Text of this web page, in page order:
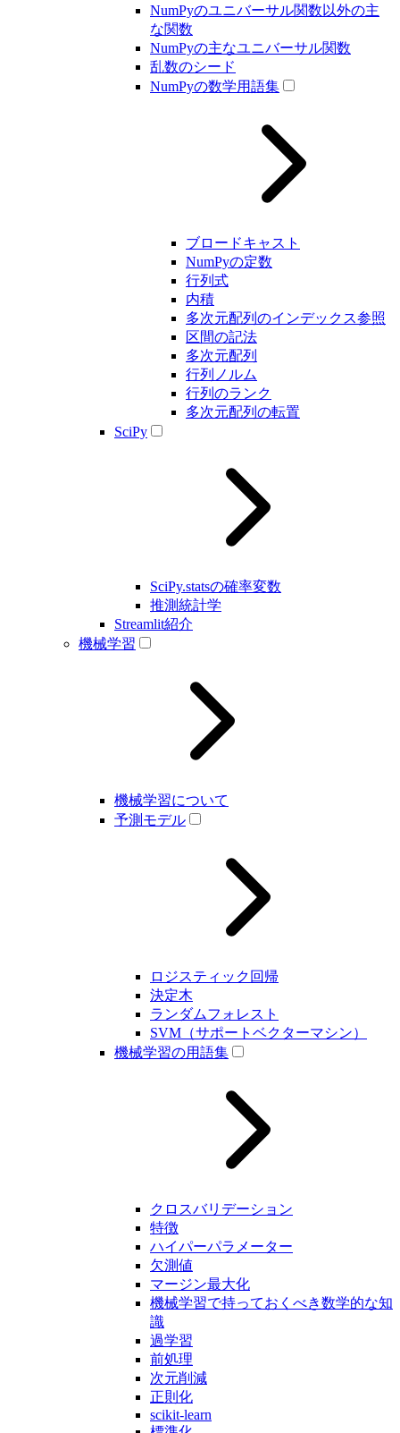
NumPyのユニバーサル関数以外の主
な関数
NumPyの主なユニバーサル関数
乱数のシード
NumPyの数学用語集
ブロードキャスト
NumPyの定数
行列式
内積
多次元配列のインデックス参照
区間の記法
多次元配列
行列ノルム
行列のランク
多次元配列の転置
SciPy
SciPy.statsの確率変数
推測統計学
Streamlit紹介
機械学習
機械学習について
予測モデル
ロジスティック回帰
決定木
ランダムフォレスト
SVM（サポートベクターマシン）
機械学習の用語集
クロスバリデーション
特徴
ハイパーパラメーター
欠測値
マージン最大化
機械学習で持っておくべき数学的な知
識
過学習
前処理
次元削減
正則化
scikit-learn